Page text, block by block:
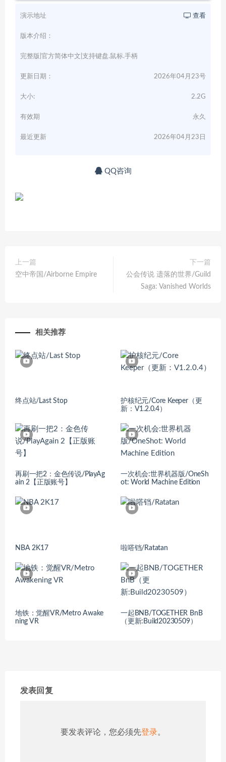
演示地址 查看
版本介绍：
完整版|官方简体中文|支持键盘.鼠标.手柄
更新日期： 2026年04月23号
大小: 2.2G
有效期 永久
最近更新 2026年04月23日
QQ咨询
上一篇
空中帝国/Airborne Empire
下一篇
公会传说 遗落的世界/Guild
Saga: Vanished Worlds
相关推荐
终点站/Last Stop
护核纪元/Core Keeper（更
新：V1.2.0.4）
再刷一把2：金色传说/PlayAg
ain 2【正版账号】
一次机会:世界机器版/OneSh
ot: World Machine Edition
NBA 2K17 啦嗒铛/Ratatan
地铁：觉醒VR/Metro Awake
ning VR
一起BNB/TOGETHER BnB
（更新:Build20230509）
发表回复
要发表评论，您必须先登录。